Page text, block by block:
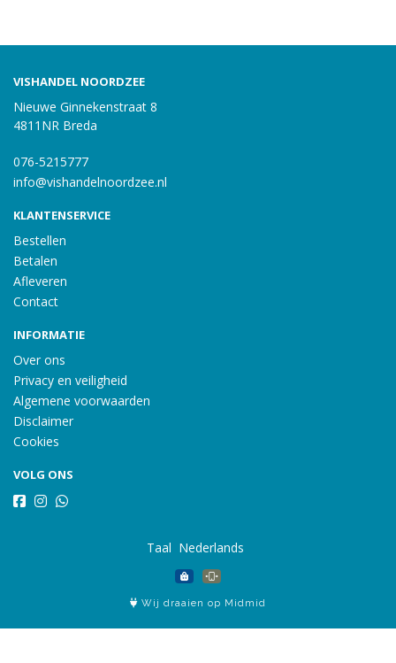
VISHANDEL NOORDZEE
Nieuwe Ginnekenstraat 8
4811NR Breda
076-5215777
info@vishandelnoordzee.nl
KLANTENSERVICE
Bestellen
Betalen
Afleveren
Contact
INFORMATIE
Over ons
Privacy en veiligheid
Algemene voorwaarden
Disclaimer
Cookies
VOLG ONS
Taal
Wij draaien op Midmid